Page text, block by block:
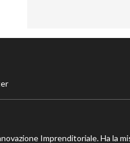
Imprenditoriale. Ha la